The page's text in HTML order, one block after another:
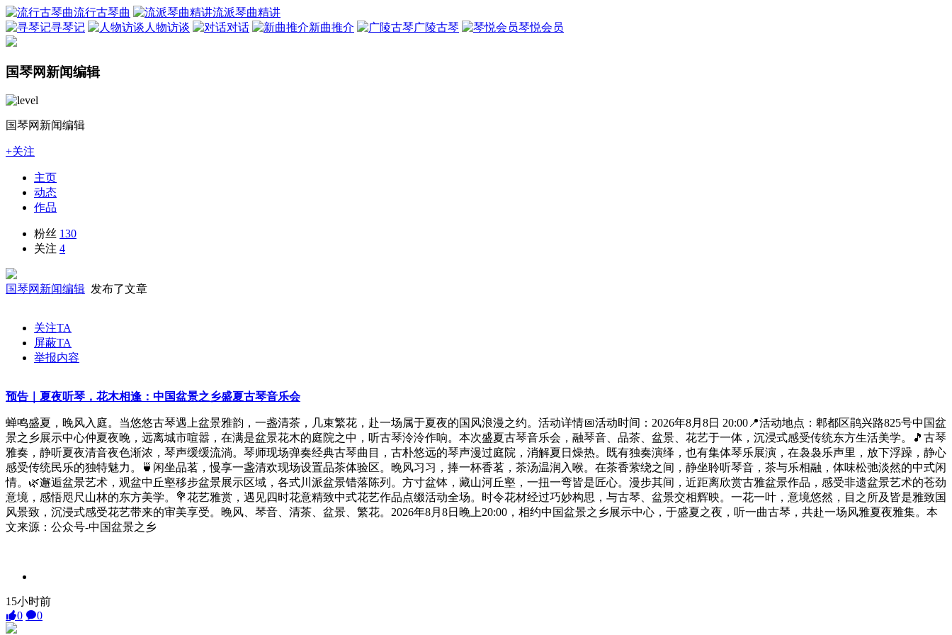
流行古琴曲
流派琴曲精讲
寻琴记
人物访谈 对话 新曲推介 广陵古琴 琴悦会员
国琴网新闻编辑
国琴网新闻编辑
+关注
主页
动态
作品
粉丝 130
关注 4
国琴网新闻编辑 发布了文章
关注TA
屏蔽TA
举报内容
预告｜夏夜听琴，花木相逢：中国盆景之乡盛夏古琴音乐会
蝉鸣盛夏，晚风入庭。当悠悠古琴遇上盆景雅韵，一盏清茶，几束繁花，赴一场属于夏夜的国风浪漫之约。活动详情📅活动时间：2026年8月8日 20:00📍活动地点：郫都区鹃兴路825号中国盆
景之乡展示中心仲夏夜晚，远离城市喧嚣，在满是盆景花木的庭院之中，听古琴泠泠作响。本次盛夏古琴音乐会，融琴音、品茶、盆景、花艺于一体，沉浸式感受传统东方生活美学。🎵古琴
雅奏，静听夏夜清音夜色渐浓，琴声缓缓流淌。琴师现场弹奏经典古琴曲目，古朴悠远的琴声漫过庭院，消解夏日燥热。既有独奏演绎，也有集体琴乐展演，在袅袅乐声里，放下浮躁，静心
感受传统民乐的独特魅力。🍵闲坐品茗，慢享一盏清欢现场设置品茶体验区。晚风习习，捧一杯香茗，茶汤温润入喉。在茶香萦绕之间，静坐聆听琴音，茶与乐相融，体味松弛淡然的中式闲
情。🌿邂逅盆景艺术，观盆中丘壑移步盆景展示区域，各式川派盆景错落陈列。方寸盆钵，藏山河丘壑，一扭一弯皆是匠心。漫步其间，近距离欣赏古雅盆景作品，感受非遗盆景艺术的苍劲
意境，感悟咫尺山林的东方美学。💐花艺雅赏，遇见四时花意精致中式花艺作品点缀活动全场。时令花材经过巧妙构思，与古琴、盆景交相辉映。一花一叶，意境悠然，目之所及皆是雅致国
风景致，沉浸式感受花艺带来的审美享受。晚风、琴音、清茶、盆景、繁花。2026年8月8日晚上20:00，相约中国盆景之乡展示中心，于盛夏之夜，听一曲古琴，共赴一场风雅夏夜雅集。本
文来源：公众号-中国盆景之乡
15小时前
0
0